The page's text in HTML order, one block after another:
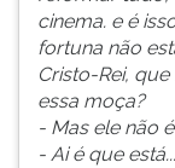
cinema. e é
fortuna não
Cristo-Rei,
essa moça?
- Mas ele não
- Ai é que